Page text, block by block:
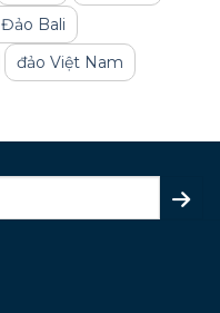
Đảo Bali
đảo Việt Nam